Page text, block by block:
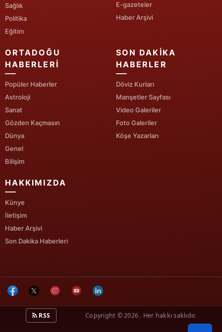
Kırıkkale
Şırnak
Bartın
Ardahan
Iğdır
Sağlık
Politika
Eğitim
E-gazeteler
Haber Arşivi
ORTADOĞU
HABERLERI
Popüler Haberler
Astroloji
Sanat
Gözden Kaçmasın
Dünya
Genel
Bilişim
SON DAKIKA
HABERLER
Döviz Kurları
Manşetler Sayfası
Video Galeriler
Foto Galeriler
Köşe Yazarları
HAKKIMIZDA
Künye
İletişim
Haber Arşivi
Son Dakika Haberleri
RSS Copyright © 2026 . Her hakkı saklıdır.